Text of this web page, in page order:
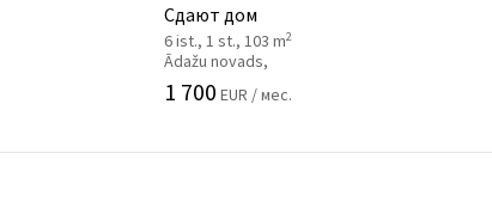
Сдают дом
6 ist., 1 st., 103 m2
Ādažu novads,
1 700 EUR / мес.